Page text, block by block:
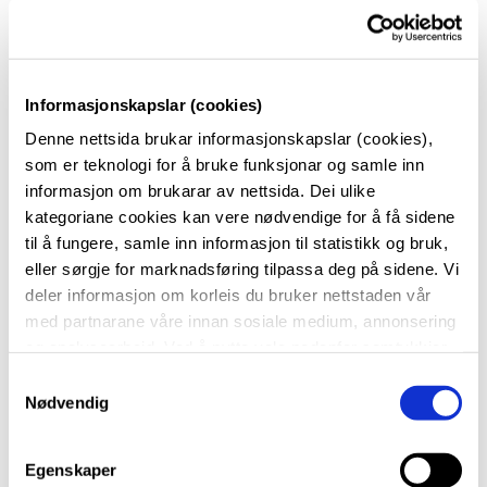
Informasjonskapslar (cookies)
Denne nettsida brukar informasjonskapslar (cookies),
som er teknologi for å bruke funksjonar og samle inn
informasjon om brukarar av nettsida. Dei ulike
kategoriane cookies kan vere nødvendige for å få sidene
til å fungere, samle inn informasjon til statistikk og bruk,
eller sørgje for marknadsføring tilpassa deg på sidene. Vi
deler informasjon om korleis du bruker nettstaden vår
med partnarane våre innan sosiale medium, annonsering
når du vil trekke samtykket ditt. Sjå meir om kva cookies
Nødvendig
Egenskaper
Lokala skal ryddast og forlatast i same stand
som ved overtaking.
Søl med vatn, mat eller drikke skal straks tørkast
opp.
Fast inventar skal ikkje flyttast eller endrast.
Avfall skal sorterast. Større mengder avfall må
leigetakar handtere sjølv.
Skade på hus, inventar, utstyr eller personar skal
snarast meldast til utleigar.
Berre deltakarar i arrangementet skal ha tilgang
Røyking, alkohol og andre rusmiddel er forbode.
Handtering av farleg materiale er ikkje tillate.
Ansvarleg leigetakar eller tilsynsvakt kan vise